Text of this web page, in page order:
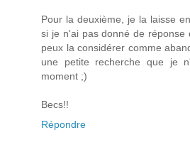
Pour la deuxième, je la laisse
si je n'ai pas donné de réponse
peux la considérer comme
une petite recherche que je
moment ;)
Becs!!
Répondre